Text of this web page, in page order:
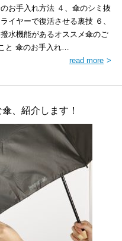
お手入れ方法 ４、傘のシミ抜
イヤーで復活させる裏技 ６、
水機能があるオススメ傘のご
と 傘のお手入れ…
read more
、紹介します！